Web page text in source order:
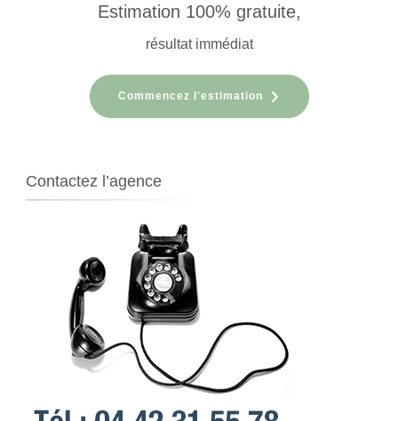
Estimation 100% gratuite,
résultat immédiat
Commencez l'estimation
Contactez l’agence